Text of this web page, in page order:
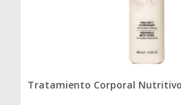
Tratamiento Corporal